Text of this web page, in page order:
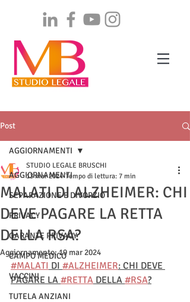
Post
AGGIORNAMENTI
SEPARAZIONE E DIVORZIO
PRIVACY
GARANTE PRIVACY
CAMPO MEDICO
VACCINI
TUTELA ANZIANI
AGGIORNAMENTI
MALATI DI ALZHEIMER: CHI
DEVE PAGARE LA RETTA
DELLA RSA?
STUDIO LEGALE BRUSCHI
13 mar 2024 Tempo di lettura: 7 min
Aggiornamento:19 mar 2024
#MALATI DI #ALZHEIMER: CHI DEVE
PAGARE LA #RETTA DELLA #RSA?